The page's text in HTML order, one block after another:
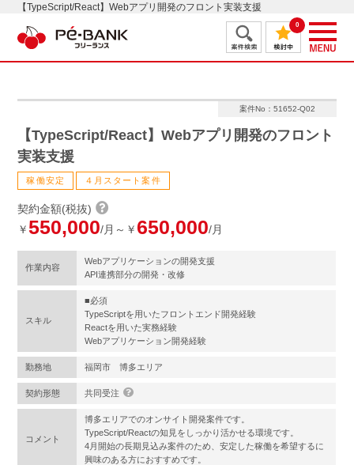
【TypeScript/React】Webアプリ開発のフロント実装支援
0
案件No：51652-Q02
【TypeScript/React】Webアプリ開発のフロント
実装支援
稼働安定 ４月スタート案件
契約金額(税抜)
￥550,000/月～￥ 650,000/月
作業内容
Webアプリケーションの開発支援
API連携部分の開発・改修
スキル
■必須
TypeScriptを用いたフロントエンド開発経験
Reactを用いた実務経験
Webアプリケーション開発経験
勤務地 福岡市 博多エリア
契約形態 共同受注
コメント
博多エリアでのオンサイト開発案件です。
TypeScript/Reactの知見をしっかり活かせる環境です。
4月開始の長期見込み案件のため、安定した稼働を希望するに
興味のある方におすすめです。